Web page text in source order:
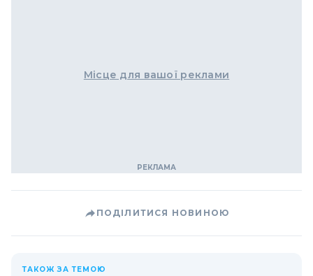
Місце для вашої реклами
ПОДІЛИТИСЯ НОВИНОЮ
ТАКОЖ ЗА ТЕМОЮ